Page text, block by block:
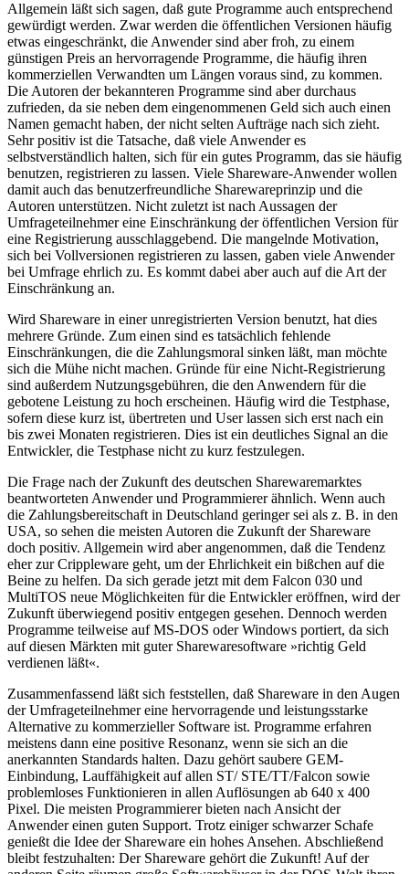
Allgemein läßt sich sagen, daß gute Programme auch entsprechend
gewürdigt werden. Zwar werden die öffentlichen Versionen häufig
etwas eingeschränkt, die Anwender sind aber froh, zu einem
günstigen Preis an hervorragende Programme, die häufig ihren
kommerziellen Verwandten um Längen voraus sind, zu kommen.
Die Autoren der bekannteren Programme sind aber durchaus
zufrieden, da sie neben dem eingenommenen Geld sich auch einen
Namen gemacht haben, der nicht selten Aufträge nach sich zieht.
Sehr positiv ist die Tatsache, daß viele Anwender es
selbstverständlich halten, sich für ein gutes Programm, das sie häufig
benutzen, registrieren zu lassen. Viele Shareware-Anwender wollen
damit auch das benutzerfreundliche Sharewareprinzip und die
Autoren unterstützen. Nicht zuletzt ist nach Aussagen der
Umfrageteilnehmer eine Einschränkung der öffentlichen Version für
eine Registrierung ausschlaggebend. Die mangelnde Motivation,
sich bei Vollversionen registrieren zu lassen, gaben viele Anwender
bei Umfrage ehrlich zu. Es kommt dabei aber auch auf die Art der
Einschränkung an.
Wird Shareware in einer unregistrierten Version benutzt, hat dies
mehrere Gründe. Zum einen sind es tatsächlich fehlende
Einschränkungen, die die Zahlungsmoral sinken läßt, man möchte
sich die Mühe nicht machen. Gründe für eine Nicht-Registrierung
sind außerdem Nutzungsgebühren, die den Anwendern für die
gebotene Leistung zu hoch erscheinen. Häufig wird die Testphase,
sofern diese kurz ist, übertreten und User lassen sich erst nach ein
bis zwei Monaten registrieren. Dies ist ein deutliches Signal an die
Entwickler, die Testphase nicht zu kurz festzulegen.
Die Frage nach der Zukunft des deutschen Sharewaremarktes
beantworteten Anwender und Programmierer ähnlich. Wenn auch
die Zahlungsbereitschaft in Deutschland geringer sei als z. B. in den
USA, so sehen die meisten Autoren die Zukunft der Shareware
doch positiv. Allgemein wird aber angenommen, daß die Tendenz
eher zur Crippleware geht, um der Ehrlichkeit ein bißchen auf die
Beine zu helfen. Da sich gerade jetzt mit dem Falcon 030 und
MultiTOS neue Möglichkeiten für die Entwickler eröffnen, wird der
Zukunft überwiegend positiv entgegen gesehen. Dennoch werden
Programme teilweise auf MS-DOS oder Windows portiert, da sich
auf diesen Märkten mit guter Sharewaresoftware »richtig Geld
verdienen läßt«.
Zusammenfassend läßt sich feststellen, daß Shareware in den Augen
der Umfrageteilnehmer eine hervorragende und leistungsstarke
Alternative zu kommerzieller Software ist. Programme erfahren
meistens dann eine positive Resonanz, wenn sie sich an die
anerkannten Standards halten. Dazu gehört saubere GEM-
Einbindung, Lauffähigkeit auf allen ST/ STE/TT/Falcon sowie
problemloses Funktionieren in allen Auflösungen ab 640 x 400
Pixel. Die meisten Programmierer bieten nach Ansicht der
Anwender einen guten Support. Trotz einiger schwarzer Schafe
genießt die Idee der Shareware ein hohes Ansehen. Abschließend
bleibt festzuhalten: Der Shareware gehört die Zukunft! Auf der